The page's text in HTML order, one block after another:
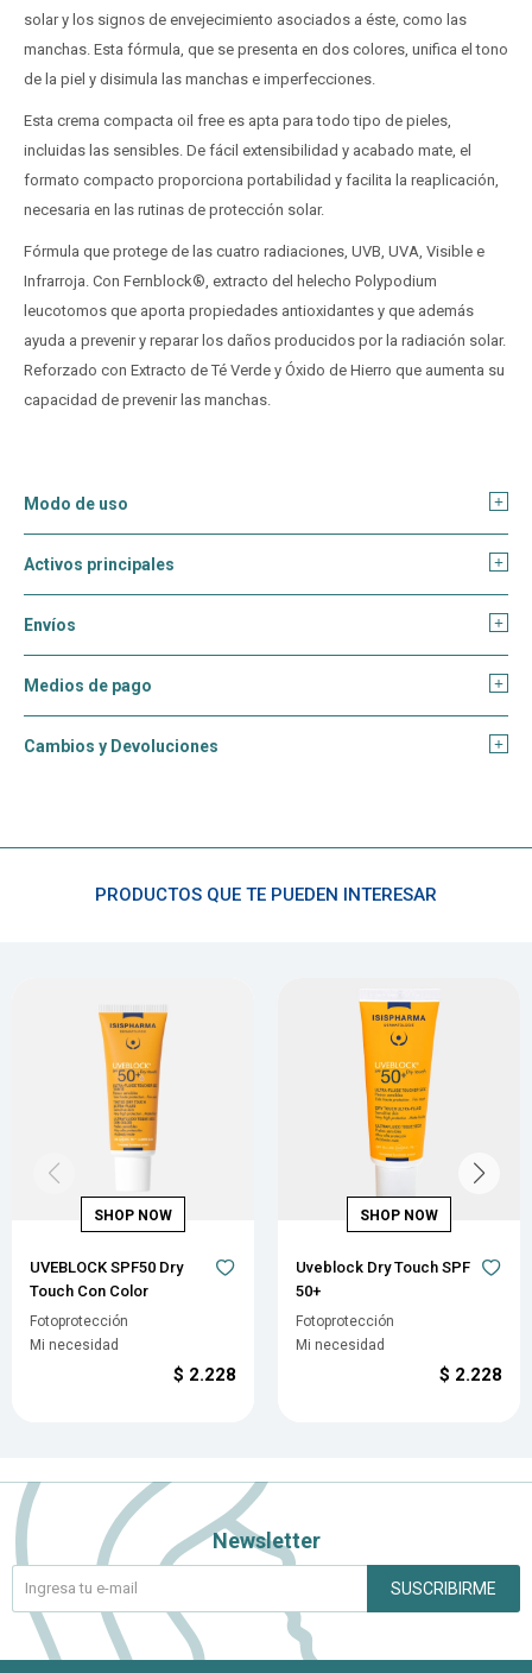
solar y los signos de envejecimiento asociados a éste, como las
manchas. Esta fórmula, que se presenta en dos colores, unifica el tono
de la piel y disimula las manchas e imperfecciones.
Esta crema compacta oil free es apta para todo tipo de pieles,
incluidas las sensibles. De fácil extensibilidad y acabado mate, el
formato compacto proporciona portabilidad y facilita la reaplicación,
necesaria en las rutinas de protección solar.
Fórmula que protege de las cuatro radiaciones, UVB, UVA, Visible e
Infrarroja. Con Fernblock®, extracto del helecho Polypodium
leucotomos que aporta propiedades antioxidantes y que además
ayuda a prevenir y reparar los daños producidos por la radiación solar.
Reforzado con Extracto de Té Verde y Óxido de Hierro que aumenta su
capacidad de prevenir las manchas.
Modo de uso
Activos principales
Envíos
Medios de pago
Cambios y Devoluciones
PRODUCTOS QUE TE PUEDEN INTERESAR
UVEBLOCK SPF50 Dry
Touch Con Color
Fotoprotección
Mi necesidad
$ 2.228
Uveblock Dry Touch SPF
50+
Fotoprotección
Mi necesidad
$ 2.228
Newsletter
SUSCRIBIRME